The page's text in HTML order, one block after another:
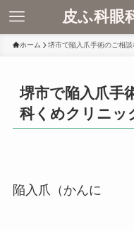
皮ふ科眼
ホーム 堺市で陥入爪手術のご相
堺市で陥入爪手
科くめクリニッ
陥入爪（かんに